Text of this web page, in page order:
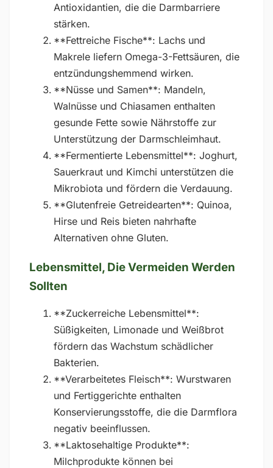
Antioxidantien, die die Darmbarriere
stärken.
**Fettreiche Fische**: Lachs und
Makrele liefern Omega-3-Fettsäuren, die
entzündungshemmend wirken.
**Nüsse und Samen**: Mandeln,
Walnüsse und Chiasamen enthalten
gesunde Fette sowie Nährstoffe zur
Unterstützung der Darmschleimhaut.
**Fermentierte Lebensmittel**: Joghurt,
Sauerkraut und Kimchi unterstützen die
Mikrobiota und fördern die Verdauung.
**Glutenfreie Getreidearten**: Quinoa,
Hirse und Reis bieten nahrhafte
Alternativen ohne Gluten.
Lebensmittel, Die Vermeiden Werden
Sollten
**Zuckerreiche Lebensmittel**:
Süßigkeiten, Limonade und Weißbrot
fördern das Wachstum schädlicher
Bakterien.
**Verarbeitetes Fleisch**: Wurstwaren
und Fertiggerichte enthalten
Konservierungsstoffe, die die Darmflora
negativ beeinflussen.
**Laktosehaltige Produkte**:
Milchprodukte können bei